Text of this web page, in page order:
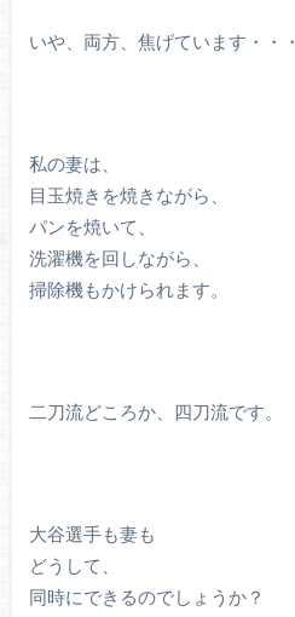
いや、両方、焦げています・・・
私の妻は、
目玉焼きを焼きながら、
パンを焼いて、
洗濯機を回しながら、
掃除機もかけられます。
二刀流どころか、四刀流です。
大谷選手も妻も
どうして、
同時にできるのでしょうか？